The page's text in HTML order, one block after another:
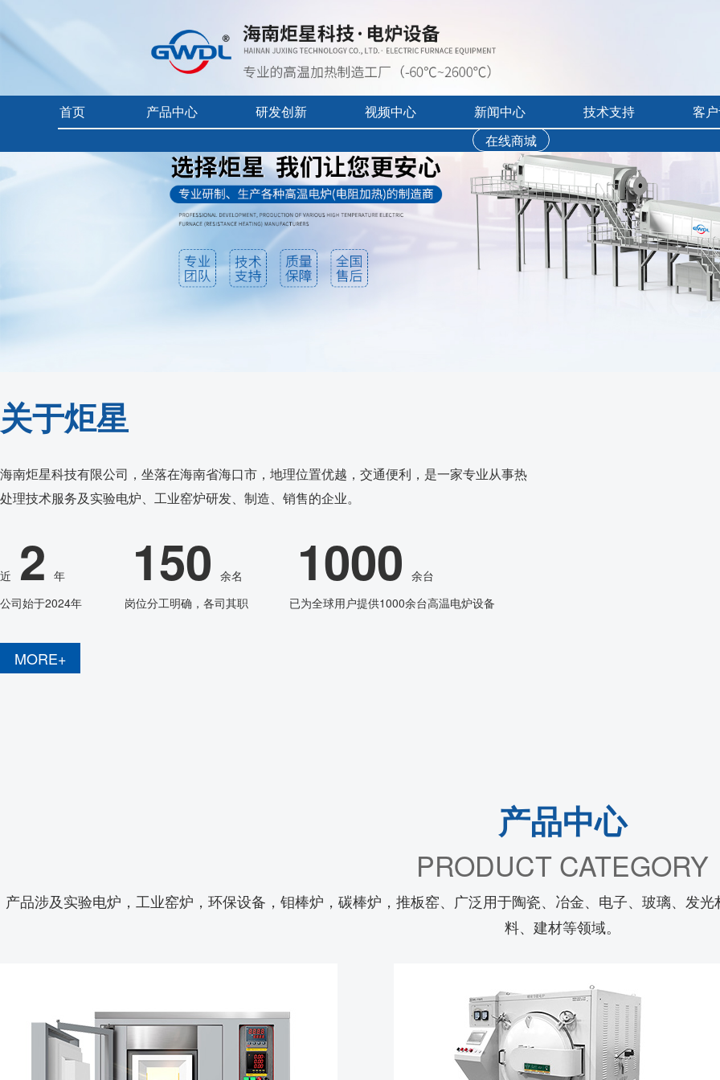
首页 产品中心
发热体/测温元件
代工服务
研发创新
前沿科技
视频中心
产品中心目录宣传视频
产品使用及操作讲解视频
新闻中心
行业展会活动
公司新闻
技术支持
售后服务
免费培训
文字资料下载
视频资料下载
客
工业炉客户评价
真空气氛炉客户
耐火隔热材料客
在线商城
关于炬星
海南炬星科技有限公司，坐落在海南省海口市，地理位置优越，交通便利，是一家专业从事热
处理技术服务及实验电炉、工业窑炉研发、制造、销售的企业。
近 2 年
公司始于2024年
150 余名
岗位分工明确，各司其职
1000 余台
已为全球用户提供1000余台高温电炉设备
MORE+
产品中心
PRODUCT CATEGORY
产品涉及实验电炉，工业窑炉，环保设备，钼棒炉，碳棒炉，推板窑、广泛用于陶瓷、冶金、电子、玻璃、发
料、建材等领域。